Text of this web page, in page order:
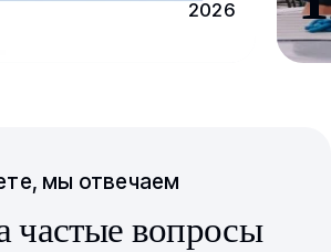
2026
мы отвечаем
частые вопросы